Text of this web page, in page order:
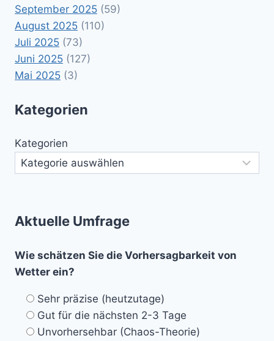
September 2025 (59)
August 2025 (110)
Juli 2025 (73)
Juni 2025 (127)
Mai 2025 (3)
Kategorien
Kategorien
Aktuelle Umfrage
Wie schätzen Sie die Vorhersagbarkeit von
Wetter ein?
Sehr präzise (heutzutage)
Gut für die nächsten 2-3 Tage
Unvorhersehbar (Chaos-Theorie)